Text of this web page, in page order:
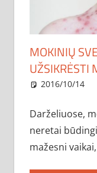
MOKINIŲ
UŽSIKRĖSTI
2016/10/14
Darželiuose,
neretai
mažesni